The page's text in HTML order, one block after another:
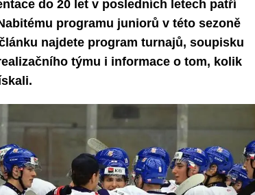
do 20 let v posledních letech patří
programu juniorů v této sezoně
najdete program turnajů, soupisku
týmu i informace o tom, kolik